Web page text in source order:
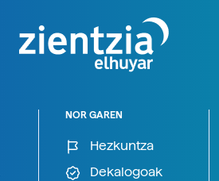
NOR GAREN
Hezkuntza
Dekalogoak